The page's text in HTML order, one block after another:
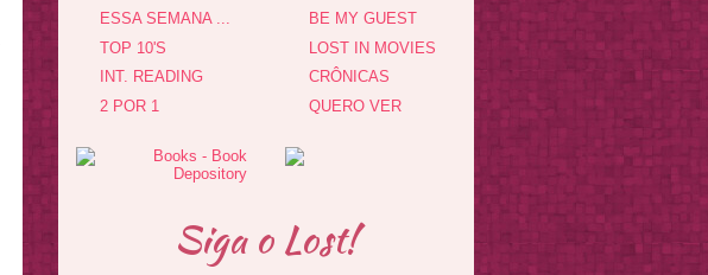
ESSA SEMANA ...
TOP 10'S
INT. READING
2 POR 1
BE MY GUEST
LOST IN MOVIES
CRÔNICAS
QUERO VER
Siga o Lost!